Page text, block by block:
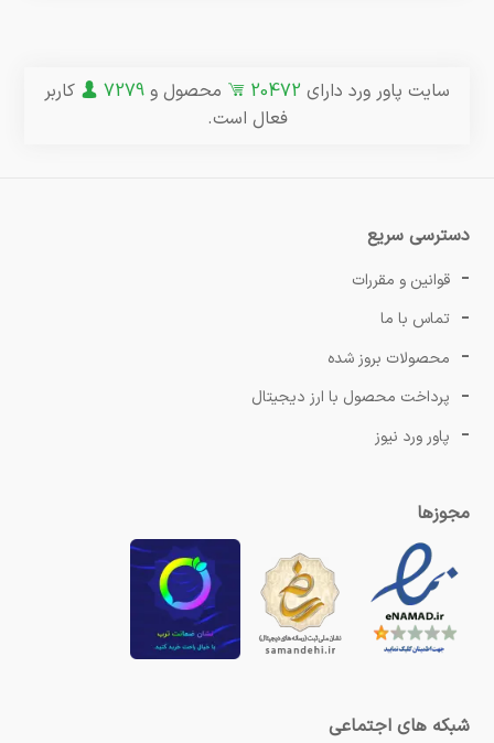
سایت پاور ورد دارای 20472 محصول و 7279
کاربر
فعال است.
دسترسی سریع
قوانین و مقررات
تماس با ما
محصولات بروز شده
پرداخت محصول با ارز دیجیتال
پاور ورد نیوز
مجوزها
شبکه های اجتماعی